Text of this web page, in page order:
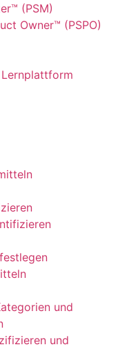
(PSM)
Owner™ (PSPO)
und
und